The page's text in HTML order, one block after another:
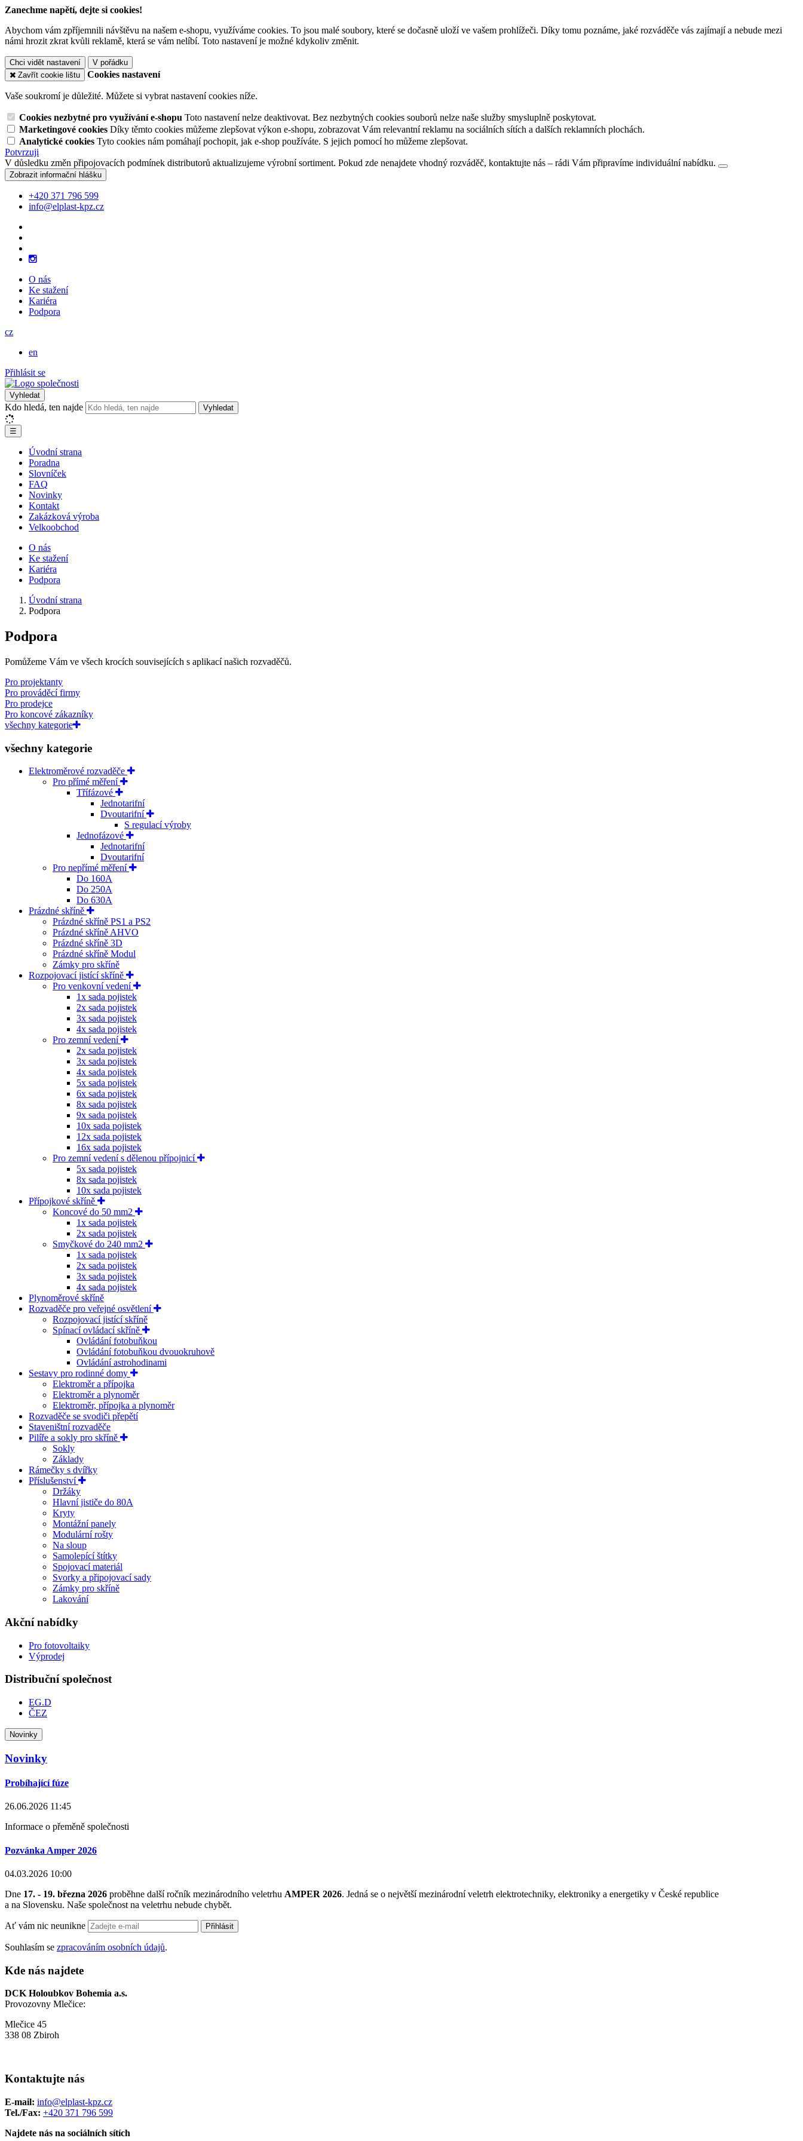
Zanechme napětí, dejte si cookies!
Abychom vám zpříjemnili návštěvu na našem e-shopu, využíváme cookies. To jsou malé soubory, které se dočasně uloží ve vašem prohlížeči. Díky tomu poznáme, jaké rozváděče vás zajímají a nebude mezi
námi hrozit zkrat kvůli reklamě, která se vám nelíbí. Toto nastavení je možné kdykoliv změnit.
Chci vidět nastavení
V pořádku
Zavřít cookie lištu
Cookies nastavení
Vaše soukromí je důležité. Můžete si vybrat nastavení cookies níže.
Cookies nezbytné pro využívání e-shopu Toto nastavení nelze deaktivovat. Bez nezbytných cookies souborů nelze naše služby smysluplně poskytovat.
Marketingové cookies Díky těmto cookies můžeme zlepšovat výkon e-shopu, zobrazovat Vám relevantní reklamu na sociálních sítích a dalších reklamních plochách.
Analytické cookies Tyto cookies nám pomáhají pochopit, jak e-shop používáte. S jejich pomocí ho můžeme zlepšovat.
Potvrzuji
V důsledku změn připojovacích podmínek distributorů aktualizujeme výrobní sortiment. Pokud zde nenajdete vhodný rozváděč, kontaktujte nás – rádi Vám připravíme individuální nabídku.
Zobrazit informační hlášku
+420 371 796 599
info@elplast-kpz.cz
O nás
Ke stažení
Kariéra
Podpora
cz
en
Přihlásit se
Vyhledat
Kdo hledá, ten najde Vyhledat
☰
Úvodní strana
Poradna
Slovníček
FAQ
Novinky
Kontakt
Zakázková výroba
Velkoobchod
O nás
Ke stažení
Kariéra
Podpora
Úvodní strana
Podpora
Podpora
Pomůžeme Vám ve všech krocích souvisejících s aplikací našich rozvaděčů.
Pro projektanty
Pro prováděcí firmy
Pro prodejce
Pro koncové zákazníky
všechny kategorie
všechny kategorie
Elektroměrové rozvaděče
Pro přímé měření
Třífázové
Jednotarifní
Dvoutarifní
S regulací výroby
Jednofázové
Jednotarifní
Dvoutarifní
Pro nepřímé měření
Do 160A
Do 250A
Do 630A
Prázdné skříně
Prázdné skříně PS1 a PS2
Prázdné skříně AHVO
Prázdné skříně 3D
Prázdné skříně Modul
Zámky pro skříně
Rozpojovací jistící skříně
Pro venkovní vedení
1x sada pojistek
2x sada pojistek
3x sada pojistek
4x sada pojistek
Pro zemní vedení
2x sada pojistek
3x sada pojistek
4x sada pojistek
5x sada pojistek
6x sada pojistek
8x sada pojistek
9x sada pojistek
10x sada pojistek
12x sada pojistek
16x sada pojistek
Pro zemní vedení s dělenou přípojnicí
5x sada pojistek
8x sada pojistek
10x sada pojistek
Přípojkové skříně
Koncové do 50 mm2
1x sada pojistek
2x sada pojistek
Smyčkové do 240 mm2
1x sada pojistek
2x sada pojistek
3x sada pojistek
4x sada pojistek
Plynoměrové skříně
Rozvaděče pro veřejné osvětlení
Rozpojovací jistící skříně
Spínací ovládací skříně
Ovládání fotobuňkou
Ovládání fotobuňkou dvouokruhově
Ovládání astrohodinami
Sestavy pro rodinné domy
Elektroměr a přípojka
Elektroměr a plynoměr
Elektroměr, přípojka a plynoměr
Rozvaděče se svodiči přepětí
Staveništní rozvaděče
Pilíře a sokly pro skříně
Sokly
Základy
Rámečky s dvířky
Příslušenství
Držáky
Hlavní jističe do 80A
Kryty
Montážní panely
Modulární rošty
Na sloup
Samolepící štítky
Spojovací materiál
Svorky a připojovací sady
Zámky pro skříně
Lakování
Akční nabídky
Pro fotovoltaiky
Výprodej
Distribuční společnost
EG.D
ČEZ
Novinky
Novinky
Probíhající fúze
26.06.2026 11:45
Informace o přeměně společnosti
Pozvánka Amper 2026
04.03.2026 10:00
Dne 17. - 19. března 2026 proběhne další ročník mezinárodního veletrhu AMPER 2026. Jedná se o největší mezinárodní veletrh elektrotechniky, elektroniky a energetiky v České republice
a na Slovensku. Naše společnost na veletrhu nebude chybět.
Ať vám nic neunikne Přihlásit
Souhlasím se zpracováním osobních údajů.
Kde nás najdete
DCK Holoubkov Bohemia a.s.
Provozovny Mlečice:
Mlečice 45
338 08 Zbiroh
Kontaktujte nás
E-mail: info@elplast-kpz.cz
Tel./Fax: +420 371 796 599
Najdete nás na sociálních sítích